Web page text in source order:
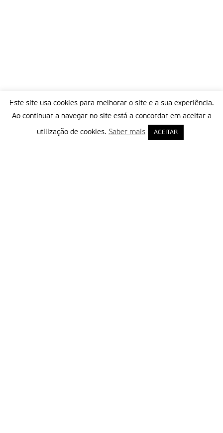
Este site usa cookies para melhorar o site e a sua experiência.
Ao continuar a navegar no site está a concordar em aceitar a
utilização de cookies. Saber mais ACEITAR